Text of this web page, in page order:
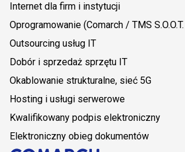
Internet dla firm i instytucji
Oprogramowanie (Comarch / TMS
Outsourcing usług IT
Dobór i sprzedaż sprzętu IT
Okablowanie strukturalne, sieć 5G
Hosting i usługi serwerowe
Kwalifikowany podpis elektroniczny
Elektroniczny obieg dokumentów